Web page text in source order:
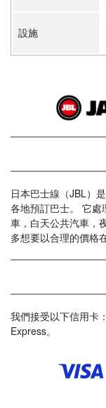
設施
日本巴士線（JBL）
各地預訂巴士。 它
車，白天公共汽車，
多想要以合理的價格
我們接受以下信用卡
Express。